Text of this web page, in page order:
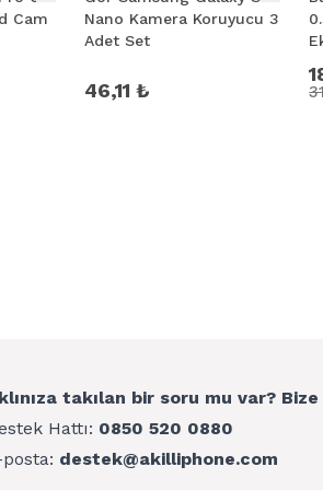
Cam
Nano Kamera Koruyucu 3
Adet Set
46,11 ₺
takılan bir soru mu var? Bize
Hattı: 0850 520 0880
posta: destek@akilliphone.com